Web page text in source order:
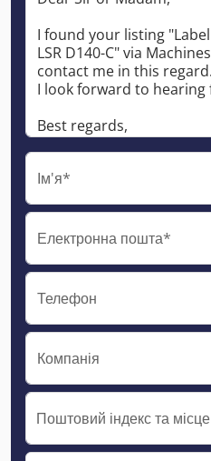
Ім'я*
Електронна пошта*
Телефон
Компанія
Поштовий індекс та місце